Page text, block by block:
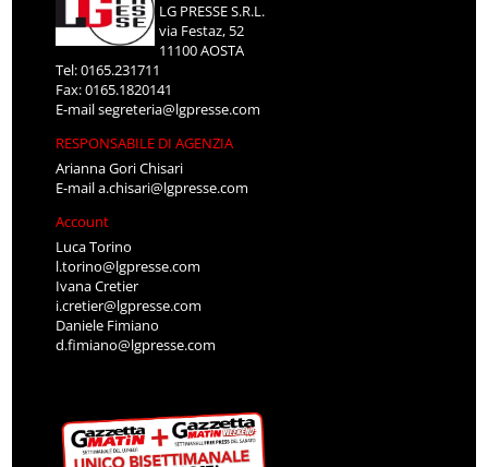
LG PRESSE S.R.L.
via Festaz, 52
11100 AOSTA
Tel: 0165.231711
Fax: 0165.1820141
E-mailsegreteria@lgpresse.com
RESPONSABILE DI AGENZIA
Arianna Gori Chisari
E-maila.chisari@lgpresse.com
Account
Luca Torino
l.torino@lgpresse.com
Ivana Cretier
i.cretier@lgpresse.com
Daniele Fimiano
d.fimiano@lgpresse.com